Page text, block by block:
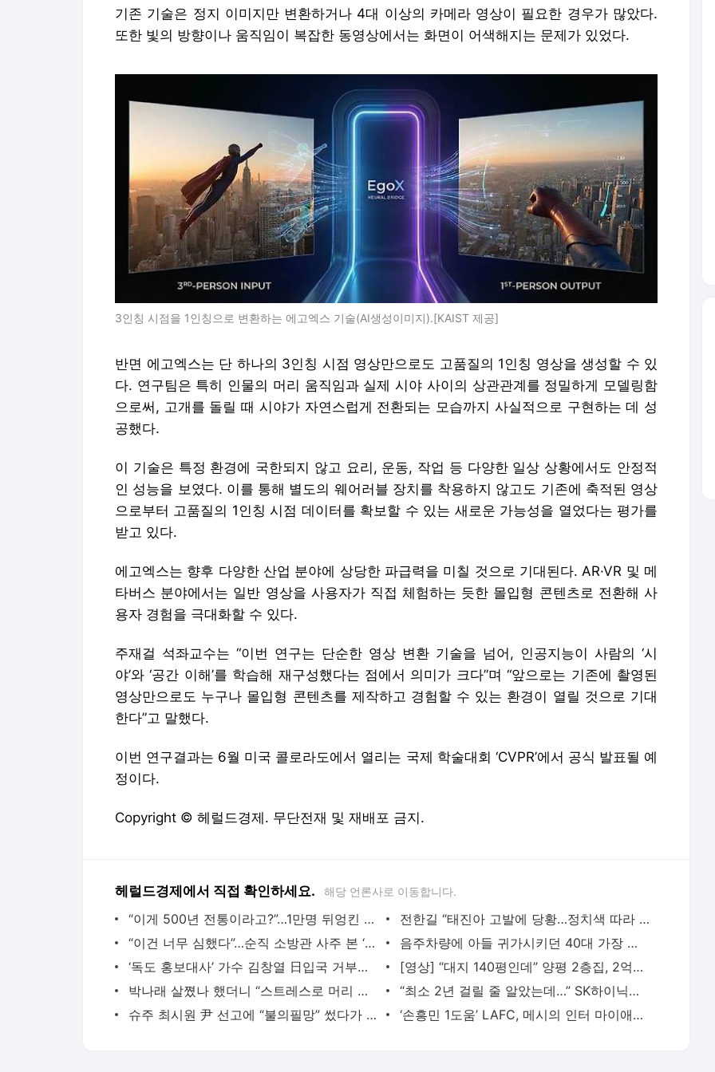
기존 기술은 정지 이미지만 변환하거나 4대 이상의 카메라 영상이 필요한 경우가 많았다.
또한 빛의 방향이나 움직임이 복잡한 동영상에서는 화면이 어색해지는 문제가 있었다.
3인칭 시점을 1인칭으로 변환하는 에고엑스 기술(AI생성이미지).[KAIST 제공]
반면 에고엑스는 단 하나의 3인칭 시점 영상만으로도 고품질의 1인칭 영상을 생성할 수 있
다. 연구팀은 특히 인물의 머리 움직임과 실제 시야 사이의 상관관계를 정밀하게 모델링함
으로써, 고개를 돌릴 때 시야가 자연스럽게 전환되는 모습까지 사실적으로 구현하는 데 성
공했다.
이 기술은 특정 환경에 국한되지 않고 요리, 운동, 작업 등 다양한 일상 상황에서도 안정적
인 성능을 보였다. 이를 통해 별도의 웨어러블 장치를 착용하지 않고도 기존에 축적된 영상
으로부터 고품질의 1인칭 시점 데이터를 확보할 수 있는 새로운 가능성을 열었다는 평가를
받고 있다.
에고엑스는 향후 다양한 산업 분야에 상당한 파급력을 미칠 것으로 기대된다. AR·VR 및 메
타버스 분야에서는 일반 영상을 사용자가 직접 체험하는 듯한 몰입형 콘텐츠로 전환해 사
용자 경험을 극대화할 수 있다.
주재걸 석좌교수는 “이번 연구는 단순한 영상 변환 기술을 넘어, 인공지능이 사람의 ‘시
야’와 ‘공간 이해’를 학습해 재구성했다는 점에서 의미가 크다”며 “앞으로는 기존에 촬영된
영상만으로도 누구나 몰입형 콘텐츠를 제작하고 경험할 수 있는 환경이 열릴 것으로 기대
한다”고 말했다.
이번 연구결과는 6월 미국 콜로라도에서 열리는 국제 학술대회 ‘CVPR’에서 공식 발표될 예
정이다.
Copyright © 헤럴드경제. 무단전재 및 재배포 금지.
헤럴드경제에서 직접 확인하세요. 해당 언론사로 이동합니다.
“이게 500년 전통이라고?”…1만명 뒤엉킨 日 ‘알몸 축제’서 男 3명 의식불명
전한길 “태진아 고발에 당황…정치색 따라 눈치 보는 연예인들 무슨 잘못”
“이건 너무 심했다”…순직 소방관 사주 본 ‘운명전쟁49’, 유족 측은 “방송 안 내리면 법적 대응”
음주차량에 아들 귀가시키던 40대 가장 사망…가해자는 3번째 음주운전
‘독도 홍보대사’ 가수 김창열 日입국 거부당했다…“다케시마의 날 앞두고 문제 삼아”
[영상] “대지 140평인데” 양평 2층집, 2억대로 급락[부동산360]
박나래 살쪘나 했더니 “스트레스로 머리 다 빠져. 막걸리 학원도 관둬”…근황 공개
“최소 2년 걸릴 줄 알았는데…” SK하이닉스 성과급이 만든 세종의 기적[세종백블]
슈주 최시원 尹 선고에 “불의필망” 썼다가 악플 폭주…SM, 법적 대응
‘손흥민 1도움’ LAFC, 메시의 인터 마이애미 3-0 완파